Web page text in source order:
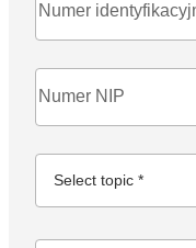
Select topic *